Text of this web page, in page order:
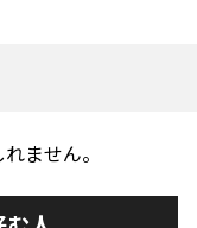
ません。